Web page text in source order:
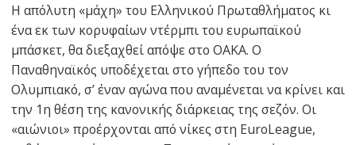
Η απόλυτη «μάχη» του Ελληνικού Πρωταθλήματος κι
ένα εκ των κορυφαίων ντέρμπι του ευρωπαϊκού
μπάσκετ, θα διεξαχθεί απόψε στο ΟΑΚΑ. Ο
Παναθηναϊκός υποδέχεται στο γήπεδο του τον
Ολυμπιακό, σ’ έναν αγώνα που αναμένεται να κρίνει και
την 1η θέση της κανονικής διάρκειας της σεζόν. Οι
«αιώνιοι» προέρχονται από νίκες στη EuroLeague,